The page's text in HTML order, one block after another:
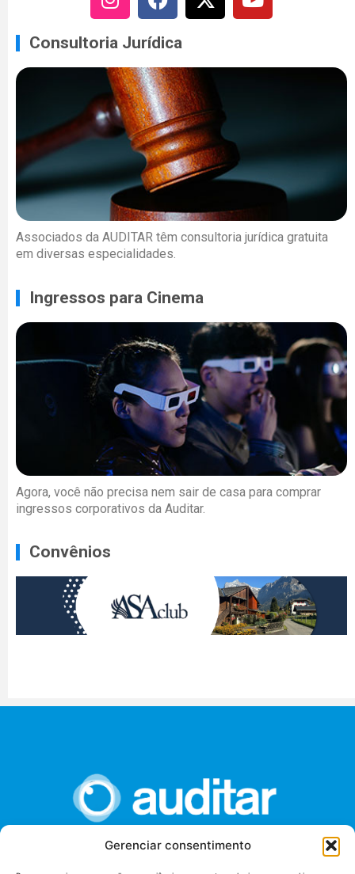
Gerenciar consentimento
Consultoria Jurídica
Associados da AUDITAR têm consultoria jurídica gratuita
em diversas especialidades.
Ingressos para Cinema
Agora, você não precisa nem sair de casa para comprar
ingressos corporativos da Auditar.
Convênios